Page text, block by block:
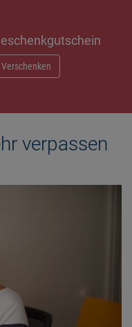
Verschenken
verpassen